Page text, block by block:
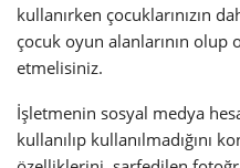
kullanırken çocuklarınızın
çocuk oyun alanlarının olup
etmelisiniz.
İşletmenin sosyal medya
kullanılıp kullanılmadığını